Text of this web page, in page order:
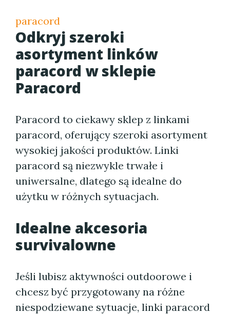
paracord
Odkryj szeroki
asortyment linków
paracord w sklepie
Paracord
Paracord to ciekawy sklep z linkami
paracord, oferujący szeroki asortyment
wysokiej jakości produktów. Linki
paracord są niezwykle trwałe i
uniwersalne, dlatego są idealne do
użytku w różnych sytuacjach.
Idealne akcesoria
survivalowne
Jeśli lubisz aktywności outdoorowe i
chcesz być przygotowany na różne
niespodziewane sytuacje, linki paracord